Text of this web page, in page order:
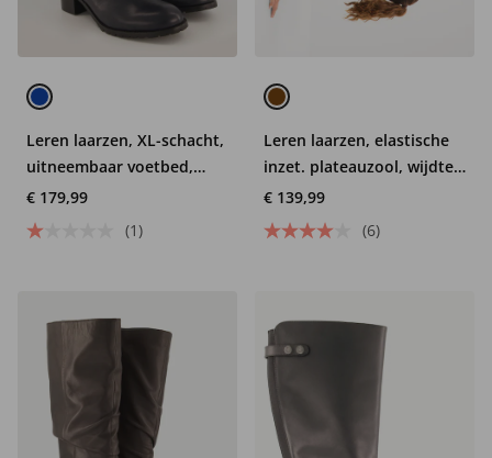
Leren laarzen, XL-schacht,
uitneembaar voetbed,
wijdte H
€ 179,99
(1)
Leren laarzen, elastische
inzet. plateauzool, wijdte
H
€ 139,99
(6)